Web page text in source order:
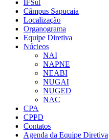
IFSul
Câmpus Sapucaia
Localização
Organograma
Equipe Diretiva
Núcleos
NAI
NAPNE
NEABI
NUGAI
NUGED
NAC
CPA
CPPD
Contatos
Agenda da Equipe Diretiva